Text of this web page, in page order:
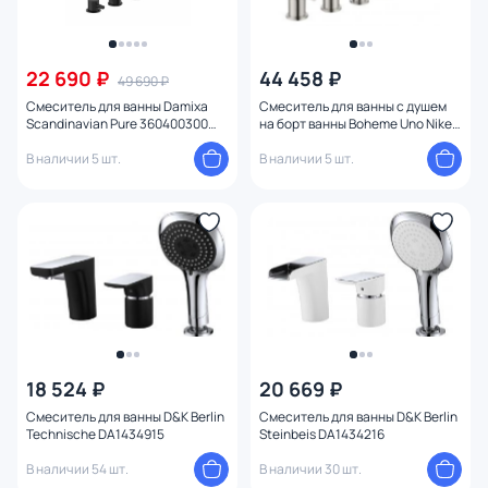
22 690 ₽ 49 690 ₽
Смеситель для ванны Damixa
Scandinavian Pure 360400300
В наличии 5 шт.
44 458 ₽
Смеситель для ванны с душем
на борт ванны Boheme Uno Nikel
В наличии 5 шт.
18 524 ₽
Смеситель для ванны D&K Berlin
Technische DA1434915
В наличии 54 шт.
20 669 ₽
Смеситель для ванны D&K Berlin
Steinbeis DA1434216
В наличии 30 шт.